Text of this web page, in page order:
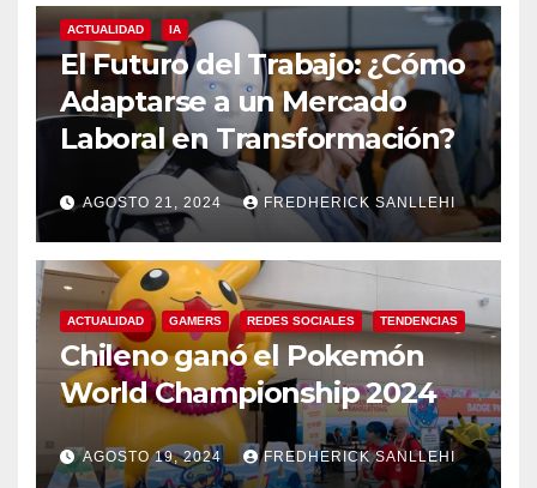
ACTUALIDAD IA
El Futuro del Trabajo: ¿Cómo
Adaptarse a un Mercado
Laboral en Transformación?
AGOSTO 21, 2024 FREDHERICK SANLLEHI
ACTUALIDAD GAMERS REDES SOCIALES TENDENCIAS
Chileno ganó el Pokemón
World Championship 2024
AGOSTO 19, 2024 FREDHERICK SANLLEHI